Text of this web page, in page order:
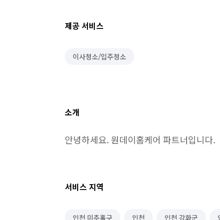
제공 서비스
이사청소/입주청소
소개
안녕하세요. 원데이홈케어 파트너입니다.
서비스 지역
인천 미추홀구 인천 인천 강화군